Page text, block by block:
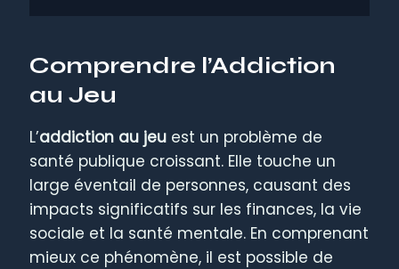
Comprendre l’Addiction
au Jeu
L’addiction au jeu est un problème de
santé publique croissant. Elle touche un
large éventail de personnes, causant des
impacts significatifs sur les finances, la vie
sociale et la santé mentale. En comprenant
mieux ce phénomène, il est possible de